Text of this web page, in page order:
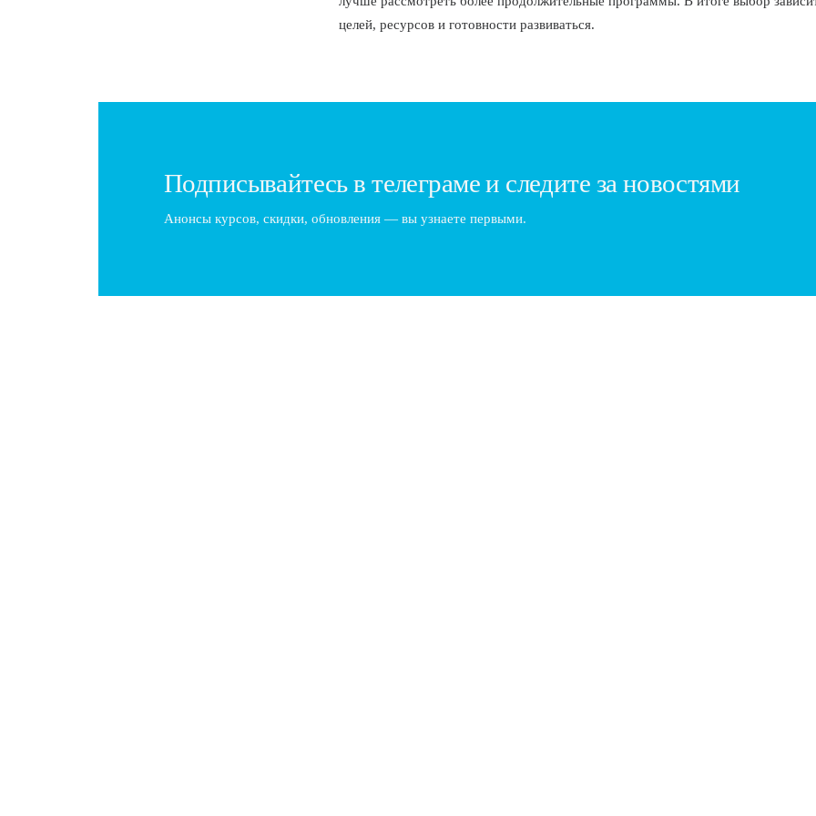
целей, ресурсов и готовности развиваться.
Подписывайтесь в телеграме и следите за новостями
Анонсы курсов, скидки, обновления — вы узнаете первыми.